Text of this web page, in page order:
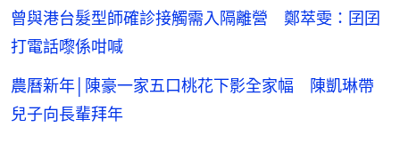
曾與港台髮型師確診接觸需入隔離營 鄭萃雯：囝囝
打電話嚟係咁喊
農曆新年│陳豪一家五口桃花下影全家幅 陳凱琳帶
兒子向長輩拜年